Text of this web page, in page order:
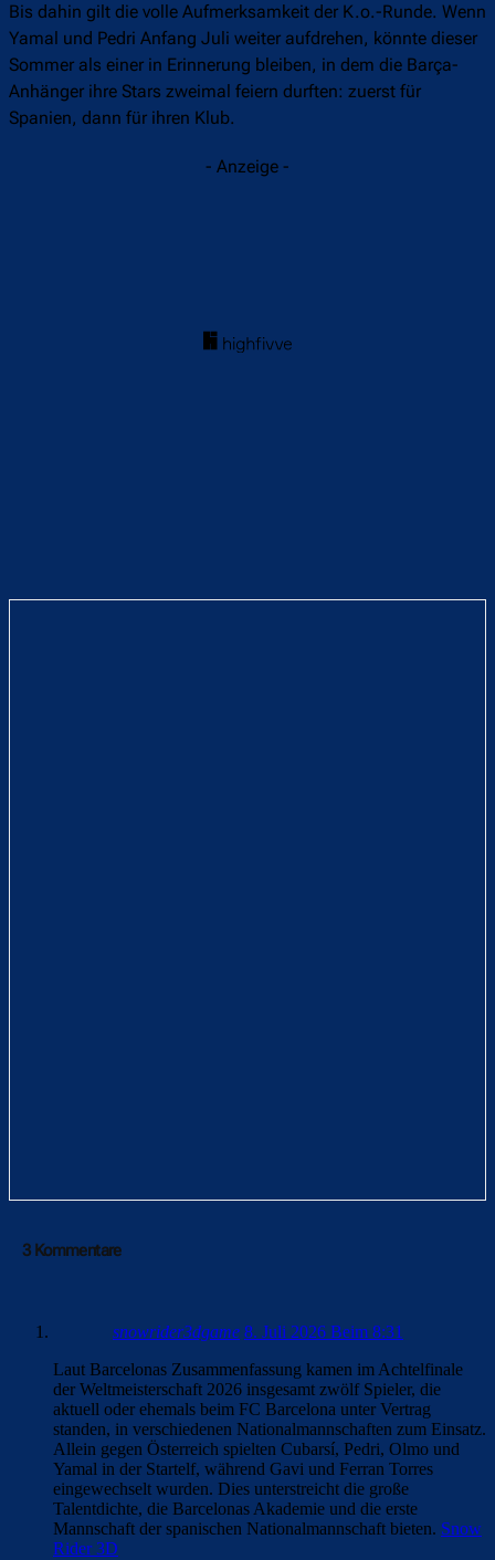
Bis dahin gilt die volle Aufmerksamkeit der K.o.-Runde. Wenn
Yamal und Pedri Anfang Juli weiter aufdrehen, könnte dieser
Sommer als einer in Erinnerung bleiben, in dem die Barça-
Anhänger ihre Stars zweimal feiern durften: zuerst für
Spanien, dann für ihren Klub.
- Anzeige -
3 Kommentare
snowrider3dgame 8. Juli 2026 Beim 8:31
Laut Barcelonas Zusammenfassung kamen im Achtelfinale
der Weltmeisterschaft 2026 insgesamt zwölf Spieler, die
aktuell oder ehemals beim FC Barcelona unter Vertrag
standen, in verschiedenen Nationalmannschaften zum Einsatz.
Allein gegen Österreich spielten Cubarsí, Pedri, Olmo und
Yamal in der Startelf, während Gavi und Ferran Torres
eingewechselt wurden. Dies unterstreicht die große
Talentdichte, die Barcelonas Akademie und die erste
Mannschaft der spanischen Nationalmannschaft bieten. Snow
Rider 3D